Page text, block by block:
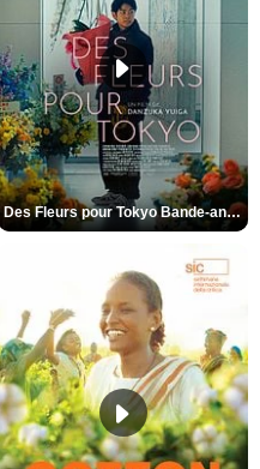
Des Fleurs pour Tokyo Bande-annonce VO STFR